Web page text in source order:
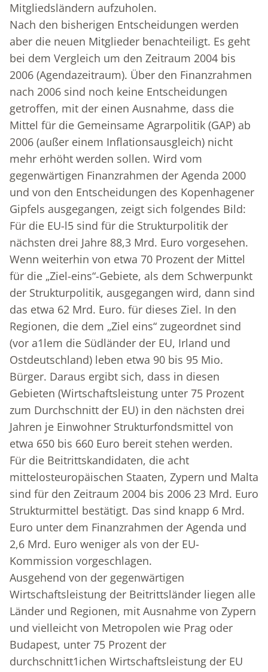
Mitgliedsländern aufzuholen.
Nach den bisherigen Entscheidungen werden
aber die neuen Mitglieder benachteiligt. Es geht
bei dem Vergleich um den Zeitraum 2004 bis
2006 (Agen­dazeitraum). Über den Finanzrahmen
nach 2006 sind noch keine Entscheidungen
getroffen, mit der einen Ausnahme, dass die
Mittel für die Gemeinsame Agrarpolitik (GAP) ab
2006 (außer einem Inflationsausgleich) nicht
mehr erhöht werden sollen. Wird vom
gegenwärtigen Finanzrahmen der Agenda 2000
und von den Entscheidungen des Kopenhagener
Gipfels ausgegangen, zeigt sich folgendes Bild:
Für die EU-l5 sind für die Strukturpolitik der
nächsten drei Jahre 88,3 Mrd. Euro vorgesehen.
Wenn weiterhin von etwa 70 Prozent der Mittel
für die „Ziel-eins“-Gebiete, als dem Schwerpunkt
der Strukturpolitik, ausgegangen wird, dann sind
das etwa 62 Mrd. Euro. für dieses Ziel. In den
Regionen, die dem „Ziel eins“ zugeordnet sind
(vor a1lem die Südländer der EU, Irland und
Ostdeutschland) leben etwa 90 bis 95 Mio.
Bürger. Daraus ergibt sich, dass in diesen
Gebieten (Wirtschaftsleistung unter 75 Prozent
zum Durchschnitt der EU) in den nächsten drei
Jahren je Einwohner Strukturfondsmittel von
etwa 650 bis 660 Euro bereit stehen werden.
Für die Beitrittskandidaten, die acht
mittelosteuropäischen Staaten, Zypern und Malta
sind für den Zeitraum 2004 bis 2006 23 Mrd. Euro
Strukturmittel bestätigt. Das sind knapp 6 Mrd.
Euro unter dem Finanzrahmen der Agenda und
2,6 Mrd. Euro weniger als von der EU-
Kommission vorgeschlagen.
Ausgehend von der gegenwärtigen
Wirtschaftsleistung der Beitrittsländer liegen alle
Länder und Regionen, mit Ausnahme von Zypern
und vielleicht von Metropolen wie Prag oder
Budapest, unter 75 Prozent der
durchschnitt1ichen Wirtschaftsleistung der EU